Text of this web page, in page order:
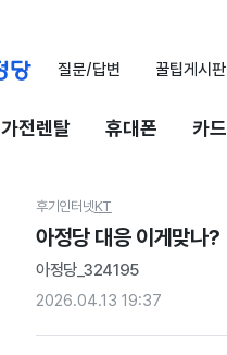
질문/답변 꿀팁게시판
가전렌탈 휴대폰 카드
후기 인터넷KT
아정당 대응 이게맞나?
아정당_324195
2026.04.13 19:37